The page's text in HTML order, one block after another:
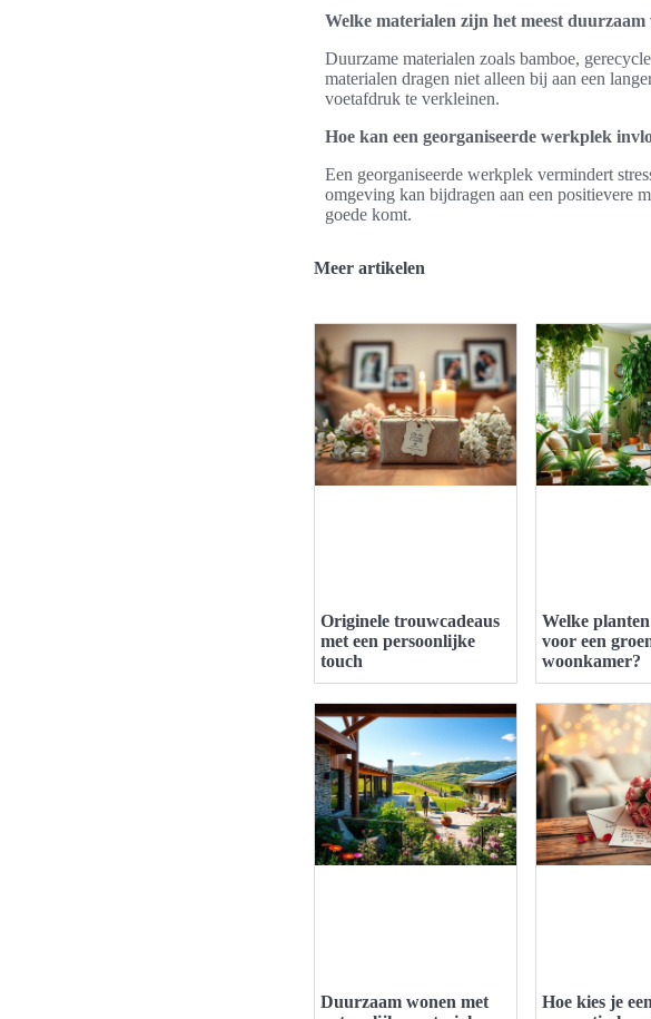
Welke materialen zijn het meest
Duurzame materialen zoals bamboe,
materialen dragen niet alleen bij aan een
voetafdruk te verkleinen.
Hoe kan een georganiseerde werkplek
Een georganiseerde werkplek vermindert
omgeving kan bijdragen aan een positievere
goede komt.
Meer artikelen
Originele trouwcadeaus
met een persoonlijke
touch
Welke
voor een
woonkamer?
Duurzaam wonen met
Hoe kies je een